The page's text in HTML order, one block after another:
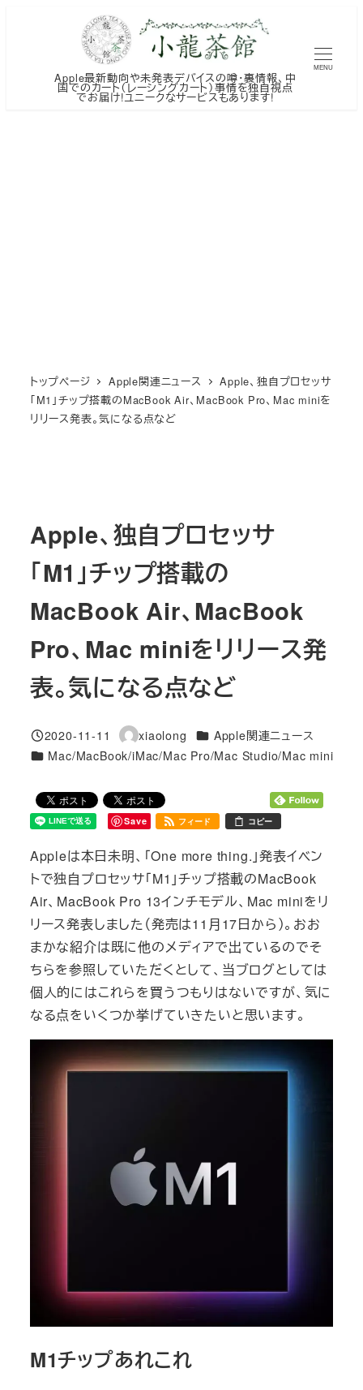
Apple最新動向や未発表デバイスの噂・裏情報、中
国でのカート（レーシングカート）事情を独自視点
でお届け!ユニークなサービスもあります!
MENU
トップページ Apple関連ニュース
Apple、独自プロセッサ
「M1」チップ搭載のMacBook Air、MacBook Pro、Mac miniを
リリース発表。気になる点など
Apple、独自プロセッサ
「M1」チップ搭載の
MacBook Air、MacBook
Pro、Mac miniをリリース発
表。気になる点など
投稿日
2020-11-11
著
者
xiaolong カテゴリー
Apple関連ニュース
カテゴリー
Mac/MacBook/iMac/Mac Pro/Mac Studio/Mac mini
Save フィード コピー
Appleは本日未明、「One more thing.」発表イベン
トで独自プロセッサ「M1」チップ搭載のMacBook
Air、MacBook Pro 13インチモデル、Mac miniをリ
リース発表しました（発売は11月17日から）。おお
まかな紹介は既に他のメディアで出ているのでそ
ちらを参照していただくとして、当ブログとしては
個人的にはこれらを買うつもりはないですが、気に
なる点をいくつか挙げていきたいと思います。
M1チップあれこれ